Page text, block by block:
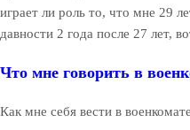
играет ли роль то, что мне 29
давности 2 года после 27 лет,
Что мне говорить в
Как мне себя вести в